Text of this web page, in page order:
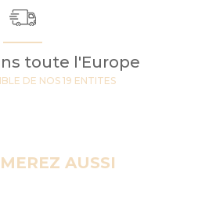
toute l'Europe
DE NOS 19 ENTITES
AUSSI